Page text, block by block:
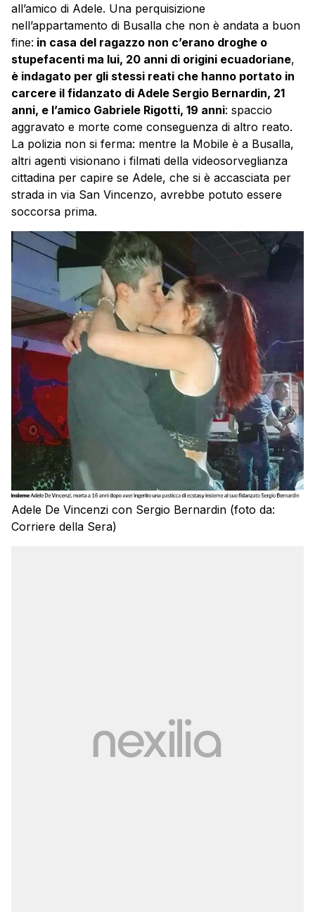
all’amico di Adele. Una perquisizione
nell’appartamento di Busalla che non è andata a buon
fine: in casa del ragazzo non c’erano droghe o
stupefacenti ma lui, 20 anni di origini ecuadoriane,
è indagato per gli stessi reati che hanno portato in
carcere il fidanzato di Adele Sergio Bernardin, 21
anni, e l’amico Gabriele Rigotti, 19 anni: spaccio
aggravato e morte come conseguenza di altro reato.
La polizia non si ferma: mentre la Mobile è a Busalla,
altri agenti visionano i filmati della videosorveglianza
cittadina per capire se Adele, che si è accasciata per
strada in via San Vincenzo, avrebbe potuto essere
soccorsa prima.
Adele De Vincenzi con Sergio Bernardin (foto da:
Corriere della Sera)